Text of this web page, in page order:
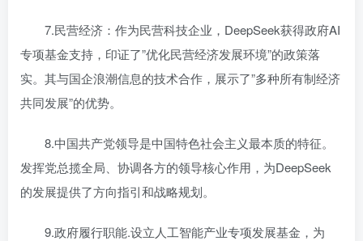
7.民营经济：作为民营科技企业，DeepSeek获得政府AI
专项基金支持，印证了”优化民营经济发展环境”的政策落
实。其与国企浪潮信息的技术合作，展示了”多种所有制经济
共同发展”的优势。
8.中国共产党领导是中国特色社会主义最本质的特征。
发挥党总揽全局、协调各方的领导核心作用，为DeepSeek
的发展提供了方向指引和战略规划。
9.政府履行职能.设立人工智能产业专项发展基金，为